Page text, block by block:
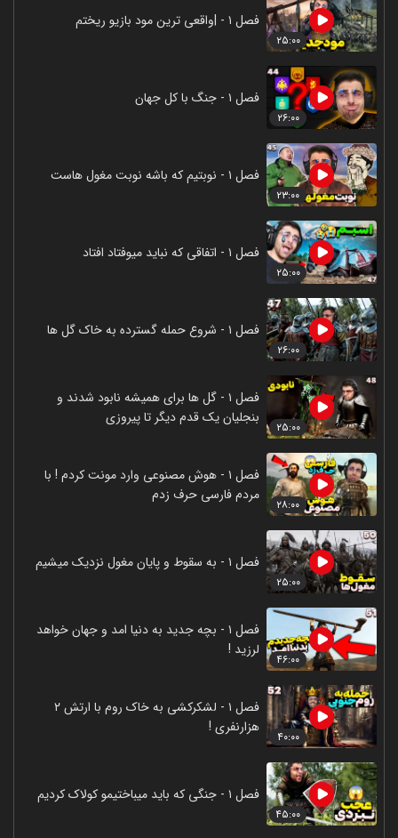
۲۵:۰۰
فصل ۱ - |واقعی ترین مود بازیو ریختم
۲۶:۰۰
فصل ۱ - جنگ با کل جهان
۲۳:۰۰
فصل ۱ - نوبتیم که باشه نوبت مغول هاست
۲۵:۰۰
فصل ۱ - اتفاقی که نباید میوفتاد افتاد
۲۶:۰۰
فصل ۱ - شروع حمله گسترده به خاک گل ها
۲۵:۰۰
فصل ۱ - گل ها برای همیشه نابود شدند و
بنجلیان یک قدم دیگر تا پیروزی
۲۸:۰۰
فصل ۱ - هوش مصنوعی وارد مونت کردم ! با
مردم فارسی حرف زدم
۲۵:۰۰
فصل ۱ - به سقوط و پایان مغول نزدیک میشیم
۴۶:۰۰
فصل ۱ - بچه جدید به دنیا امد و جهان خواهد
لرزید !
۴۰:۰۰
فصل ۱ - لشکرکشی به خاک روم با ارتش ۲
هزارنفری !
۴۵:۰۰
فصل ۱ - جنگی که باید میباختیمو کولاک کردیم